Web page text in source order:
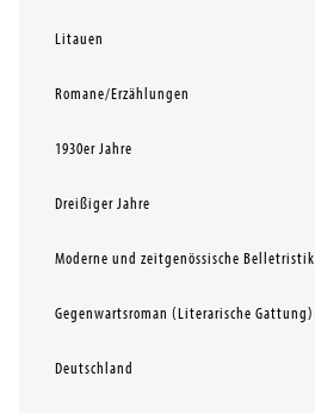
Litauen
Romane/Erzählungen
1930er Jahre
Dreißiger Jahre
Moderne und zeitgenössische Belletristik
Gegenwartsroman (Literarische Gattung)
Deutschland